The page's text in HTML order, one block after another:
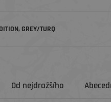
GREY/TURQ
Od nejdražšího